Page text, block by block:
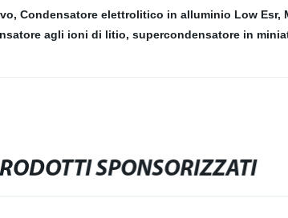
, Condensatore elettrolitico in alluminio Low Esr,
agli ioni di litio, supercondensatore in
SPONSORIZZATI